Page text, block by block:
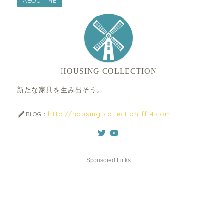
HOUSING COLLECTION
新たな家具を生み出そう。
BLOG： http://housing-collection-ff14.com
Sponsored Links